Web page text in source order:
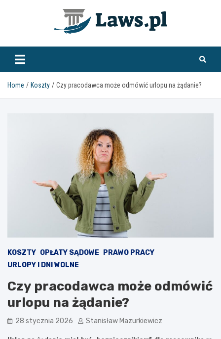
www.laws.pl
Home Koszty Czy pracodawca może odmówić urlopu na żądanie?
KOSZTY OPŁATY SĄDOWE
PRAWO PRACY
URLOPY I DNI WOLNE
Czy pracodawca może odmówić
urlopu na żądanie?
28 stycznia 2026 Stanisław Mazurkiewicz